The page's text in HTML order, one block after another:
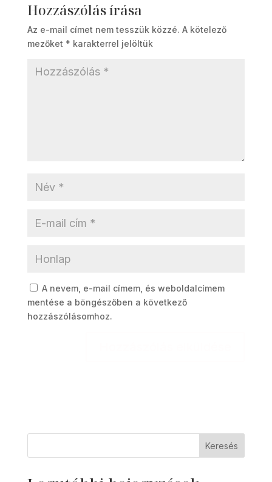
Hozzászólás írása
Az e-mail címet nem tesszük közzé. A kötelező
mezőket * karakterrel jelöltük
A nevem, e-mail címem, és weboldalcímem
mentése a böngészőben a következő
hozzászólásomhoz.
Keresés